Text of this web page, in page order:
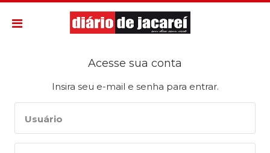
Acesse sua conta
Insira seu e-mail e senha para entrar.
Usuário